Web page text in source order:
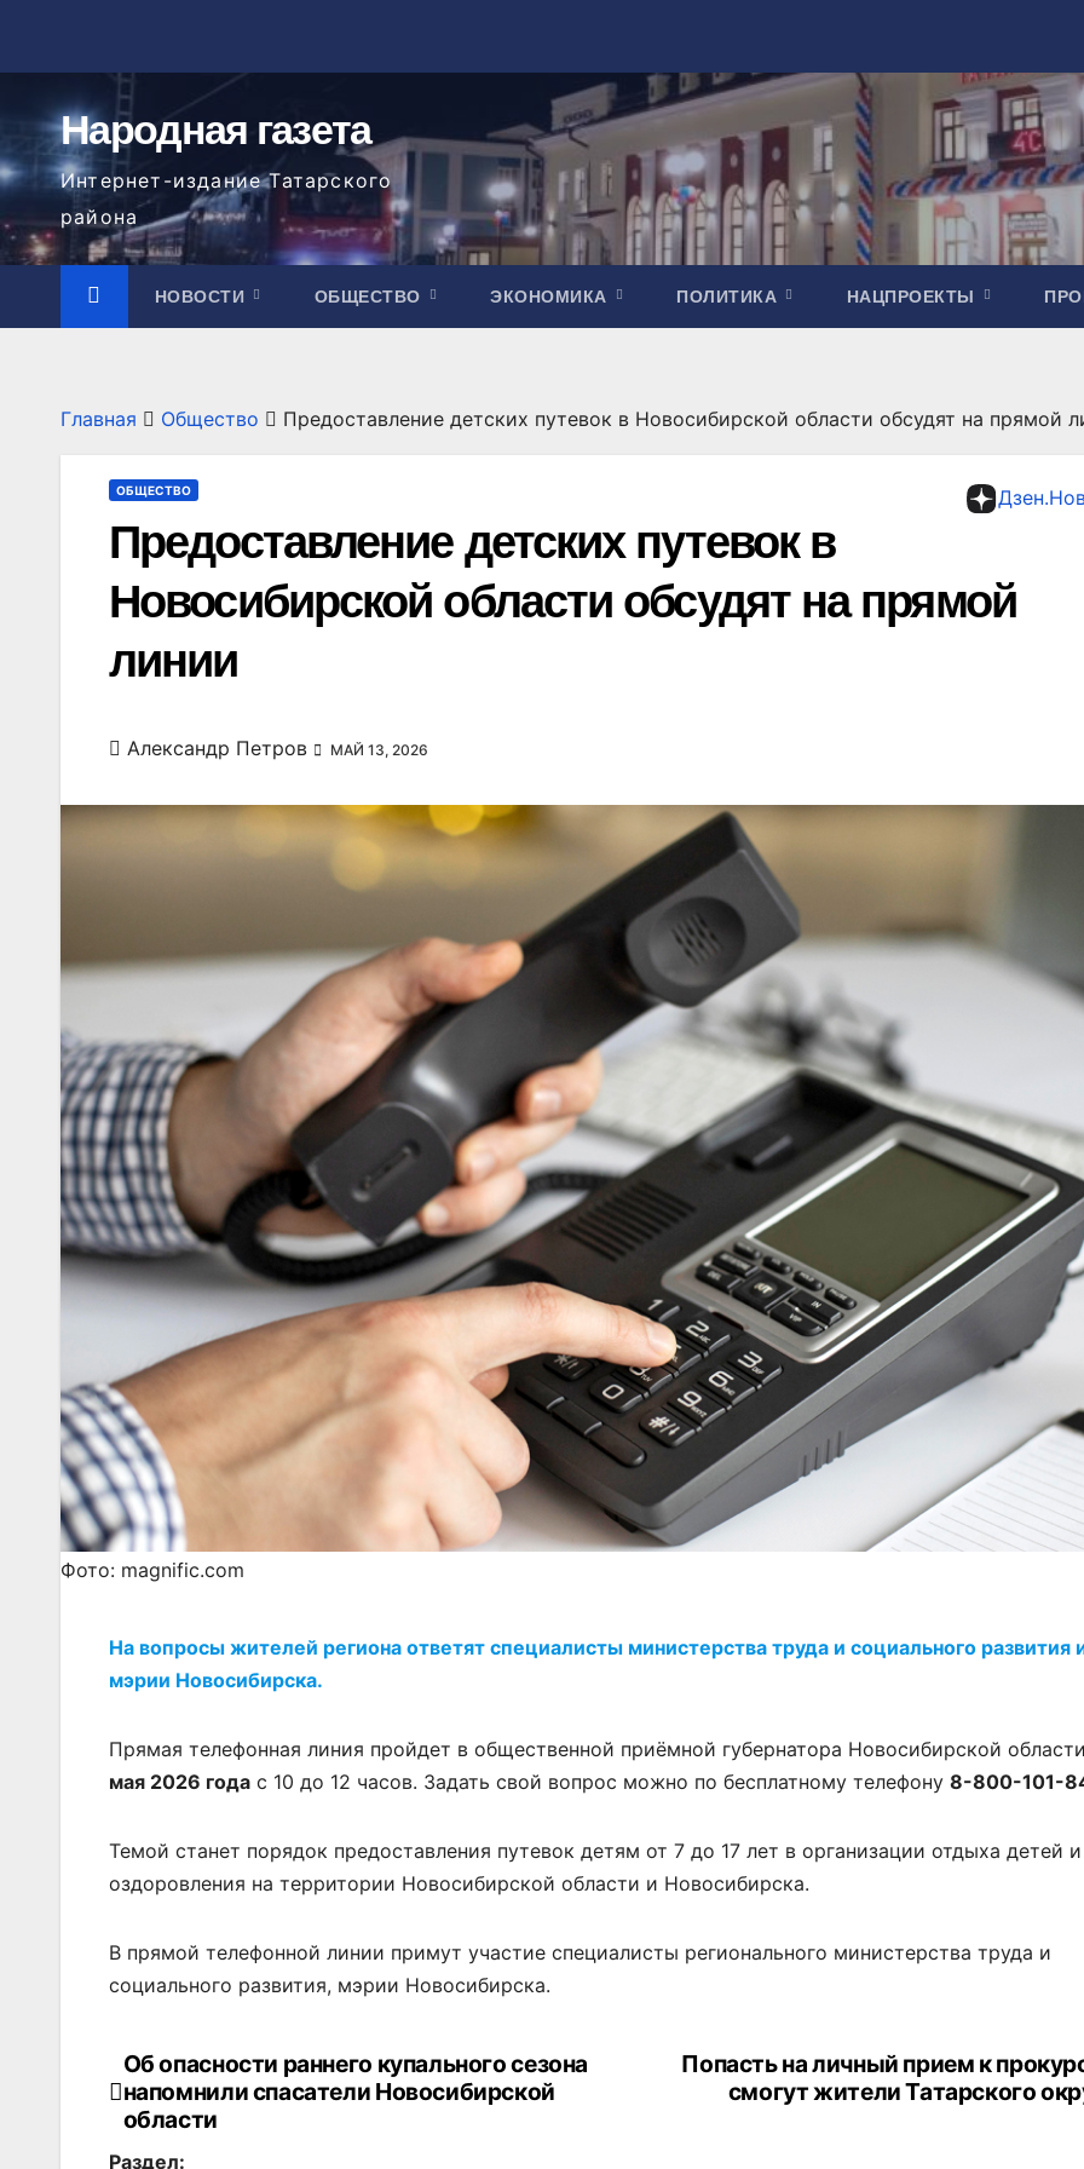
содержимому
Народная газета
Интернет-издание Татарского
района
НОВОСТИ ОБЩЕСТВО ЭКОНОМИКА ПОЛИТИКА НАЦПРОЕКТЫ
Главная Общество Предоставление детских путевок в Новосибирской области обсудят на прямой
ОБЩЕСТВО
Предоставление детских путевок в
Новосибирской области обсудят на прямой
линии
Александр Петров МАЙ 13, 2026
Фото: magnific.com
На вопросы жителей региона ответят специалисты министерства труда и социального развития
мэрии Новосибирска.
Прямая телефонная линия пройдет в общественной приёмной губернатора Новосибирской области
мая 2026 года с 10 до 12 часов. Задать свой вопрос можно по бесплатному телефону 8-800-101-
Темой станет порядок предоставления путевок детям от 7 до 17 лет в организации отдыха детей
оздоровления на территории Новосибирской области и Новосибирска.
В прямой телефонной линии примут участие специалисты регионального министерства труда и
социального развития, мэрии Новосибирска.
Навигация
по
Попасть на личный прием к
смогут жители Татарского
Об опасности раннего купального сезона
напомнили спасатели Новосибирской
области
Раздел: